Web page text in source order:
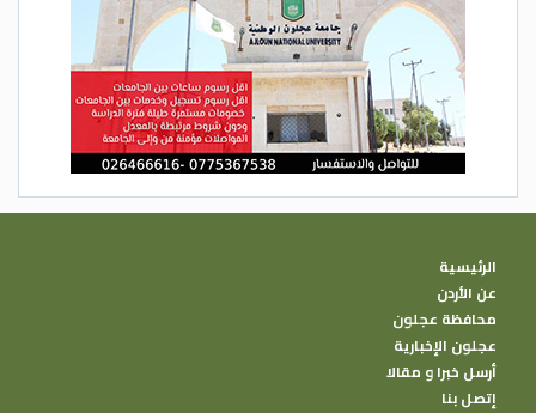
الرئيسية
عن الأردن
محافظة عجلون
عجلون الإخبارية
أرسل خبرا و مقالا
إتصل بنا